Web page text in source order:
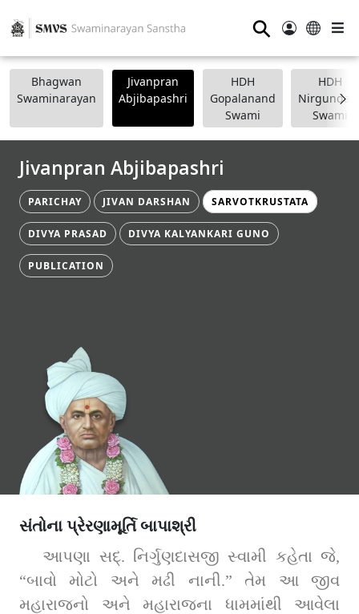
⚲
Bhagwan
Swaminarayan
Jivanpran
Abjibapashri
HDH
Gopalanand
Swami
HDH
Swami
Jivanpran Abjibapashri
PARICHAY JIVAN DARSHAN SARVOTKRUSTATA
DIVYA PRASAD DIVYA KALYANKARI GUNO
PUBLICATION
સંતોના પ્રેરણામૂર્તિ બાપાશ્રી
આપણા સદ્‌. નિર્ગુણદાસજી સ્વામી કહેતા જે,
“બાવો મોટો અને મઢી નાની.” તેમ આ જીવ
મહારાજનો અને મહારાજના ધામમાંથી આવેલા